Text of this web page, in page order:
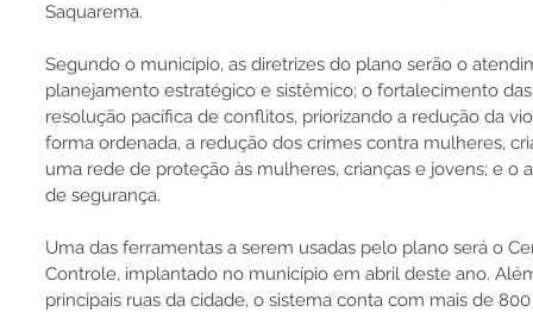
Saquarema.
Segundo o município, as diretrizes do plano serão o
planejamento estratégico e sistêmico; o fortalecimento
resolução pacífica de conflitos, priorizando a redução da
forma ordenada, a redução dos crimes contra mulheres,
uma rede de proteção às mulheres, crianças e jovens; e o
de segurança.
Uma das ferramentas a serem usadas pelo plano será o
Controle, implantado no município em abril deste ano.
principais ruas da cidade, o sistema conta com mais de